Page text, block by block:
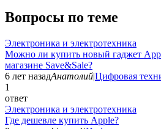
Вопросы по теме
Электроника и электротехника
Можно ли купить новый гаджет
магазине Save&Sale?
6 лет назадАнатолий|Цифровая
1
ответ
Электроника и электротехника
Где дешевле купить Apple?